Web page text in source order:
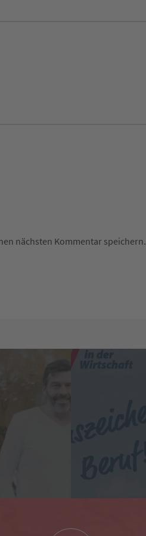
nächsten Kommentar speichern.